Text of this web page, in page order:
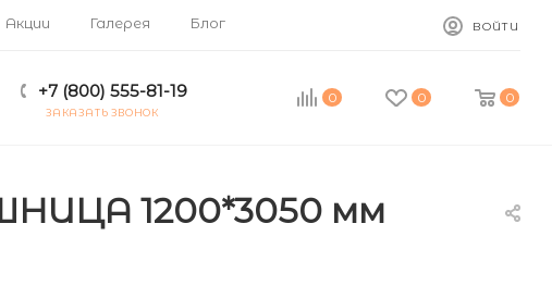
Акции Галерея Блог ВОЙТИ
+7 (800) 555-81-19
ЗАКАЗАТЬ ЗВОНОК
0 0 0
1200*3050 мм